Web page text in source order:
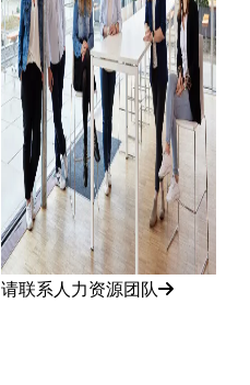
请联系人力资源团队